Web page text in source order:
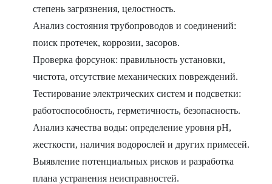
степень загрязнения, целостность.
Анализ состояния трубопроводов и соединений:
поиск протечек, коррозии, засоров.
Проверка форсунок: правильность установки,
чистота, отсутствие механических повреждений.
Тестирование электрических систем и подсветки:
работоспособность, герметичность, безопасность.
Анализ качества воды: определение уровня pH,
жесткости, наличия водорослей и других примесей.
Выявление потенциальных рисков и разработка
плана устранения неисправностей.